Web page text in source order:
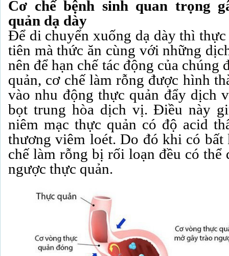
Cơ chế bệnh sinh quan trọng
quản dạ dày
Để di chuyển xuống dạ dày thì thực
tiên mà thức ăn cùng với những
nên để hạn chế tác động của
quản, cơ chế làm rỗng được hình
vào nhu động thực quản đẩy dịch
bọt trung hòa dịch vị. Điều này
niêm mạc thực quản có độ acid
thương viêm loét. Do đó khi có bất
chế làm rỗng bị rối loạn đều có thể
ngược thực quản.